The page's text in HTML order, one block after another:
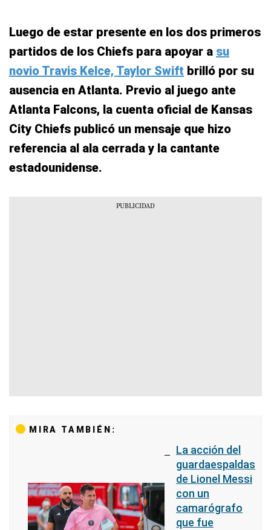
Luego de estar presente en los dos primeros
partidos de los Chiefs para apoyar a su
novio Travis Kelce, Taylor Swift brilló por su
ausencia en Atlanta. Previo al juego ante
Atlanta Falcons, la cuenta oficial de Kansas
City Chiefs publicó un mensaje que hizo
referencia al ala cerrada y la cantante
estadounidense.
MIRA TAMBIÉN:
La acción del
guardaespaldas
de Lionel Messi
con un
camarógrafo
que fue